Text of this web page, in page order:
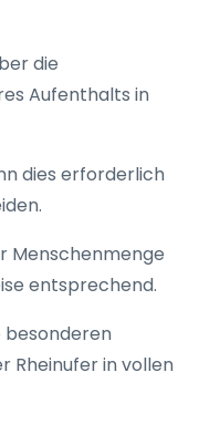
die
Aufenthalts in
dies erforderlich
Menschenmenge
entsprechend.
besonderen
Rheinufer in vollen